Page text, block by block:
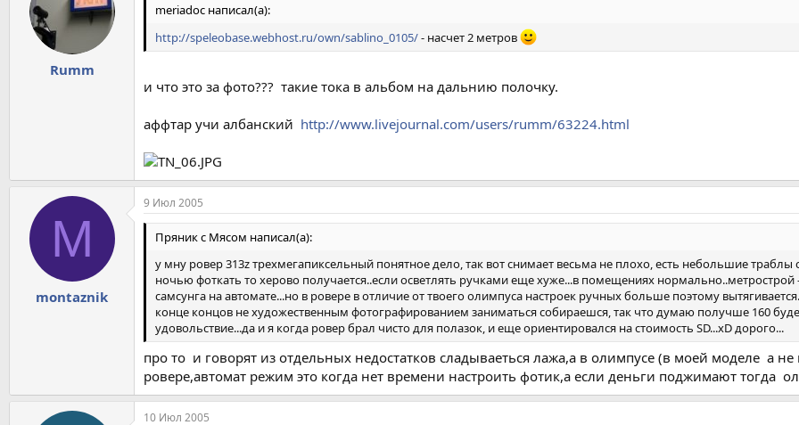
Rumm
meriadoc написал(а):
http://speleobase.webhost.ru/own/sablino_0105/- насчет 2 метров
и что это за фото??? такие тока в альбом на дальнию полочку.
аффтар учи албанский http://www.livejournal.com/users/rumm/63224.html
M
montaznik
9 Июл 2005
Пряник с Мясом написал(а):
у мну ровер 313z трехмегапиксельный понятное дело, так вот снимает весьма не плохо, есть небольшие
ночью фоткать то херово получается..если осветлять ручками еще хуже...в помещениях
самсунга на автомате...но в ровере в отличие от твоего олимпуса настроек ручных больше поэтому
конце концов не художественным фотографированием заниматься собираешся, так что думаю получше 160
удовольствие...да и я когда ровер брал чисто для полазок, и еще ориентировался на стоимость SD...xD дорого...
про то и говорят из отдельных недостатков сладываеться лажа,а в олимпусе (в моей моделе а
ровере,автомат режим это когда нет времени настроить фотик,а если деньги поджимают тогда
10 Июл 2005